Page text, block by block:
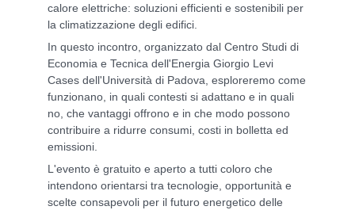
calore elettriche: soluzioni efficienti e sostenibili per
la climatizzazione degli edifici.
In questo incontro, organizzato dal Centro Studi di
Economia e Tecnica dell'Energia Giorgio Levi
Cases dell'Università di Padova, esploreremo come
funzionano, in quali contesti si adattano e in quali
no, che vantaggi offrono e in che modo possono
contribuire a ridurre consumi, costi in bolletta ed
emissioni.
L'evento è gratuito e aperto a tutti coloro che
intendono orientarsi tra tecnologie, opportunità e
scelte consapevoli per il futuro energetico delle